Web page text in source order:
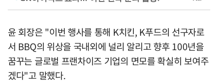
윤 회장은 "이번 행사를 통해 K치킨, K푸드의 선구자로
서 BBQ의 위상을 국내외에 널리 알리고 향후 100년을
꿈꾸는 글로벌 프랜차이즈 기업의 면모를 확실히 보여주
겠다"고 말했다.